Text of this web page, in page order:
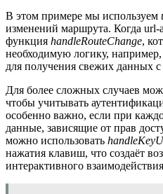
В этом примере мы используем
изменений маршрута. Когда url-
функция handleRouteChange,
необходимую логику, например,
для получения свежих данных с
Для более сложных случаев
чтобы учитывать
особенно важно, если при
данные, зависящие от прав
можно использовать
нажатия клавиш, что создаёт
интерактивного